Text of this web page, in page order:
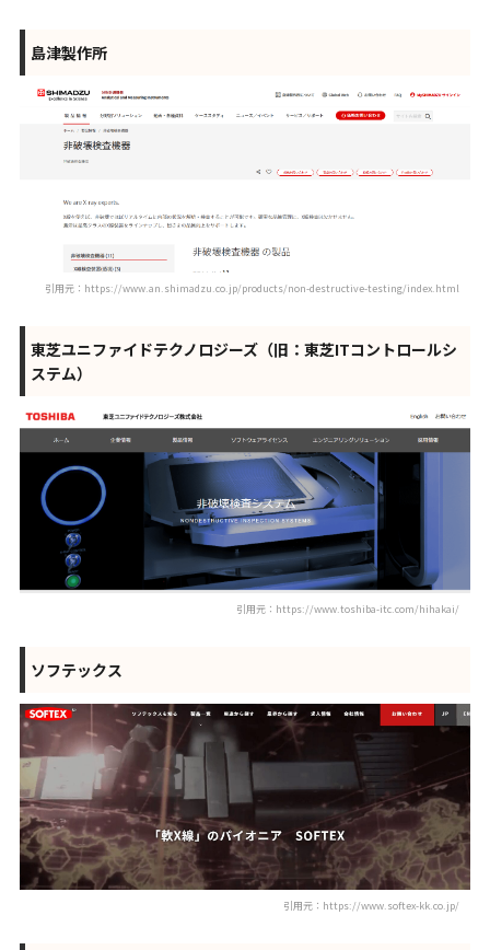
島津製作所
引用元：https://www.an.shimadzu.co.jp/products/non-destructive-testing/index.html
東芝ユニファイドテクノロジーズ（旧：東芝ITコントロールシ
ステム）
引用元：https://www.toshiba-itc.com/hihakai/
ソフテックス
引用元：https://www.softex-kk.co.jp/